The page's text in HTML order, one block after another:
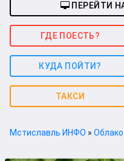
ПЕРЕЙТИ
ГДЕ ПОЕСТЬ?
КУДА ПОЙТИ?
ТАКСИ
Мстиславль ИНФО » Облако